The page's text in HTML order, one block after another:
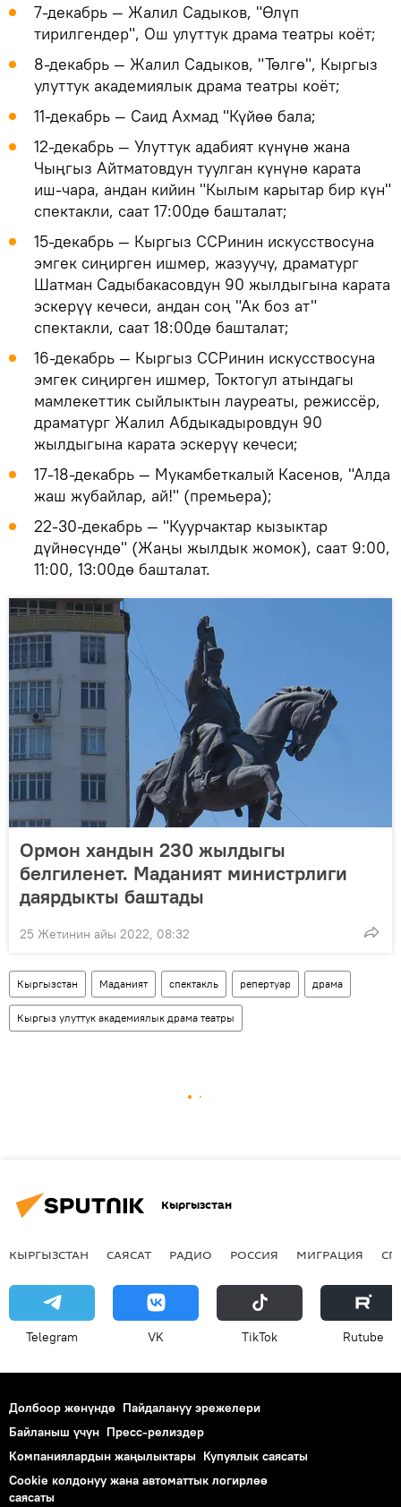
7-декабрь — Жалил Садыков, "Өлүп
тирилгендер", Ош улуттук драма театры коёт;
8-декабрь — Жалил Садыков, "Төлгө", Кыргыз
улуттук академиялык драма театры коёт;
11-декабрь — Саид Ахмад "Күйөө бала;
12-декабрь — Улуттук адабият күнүнө жана
Чыңгыз Айтматовдун туулган күнүнө карата
иш-чара, андан кийин "Кылым карытар бир күн"
спектакли, саат 17:00дө башталат;
15-декабрь — Кыргыз ССРинин искусствосуна
эмгек сиңирген ишмер, жазуучу, драматург
Шатман Садыбакасовдун 90 жылдыгына карата
эскерүү кечеси, андан соң "Ак боз ат"
спектакли, саат 18:00дө башталат;
16-декабрь — Кыргыз ССРинин искусствосуна
эмгек сиңирген ишмер, Токтогул атындагы
мамлекеттик сыйлыктын лауреаты, режиссёр,
драматург Жалил Абдыкадыровдун 90
жылдыгына карата эскерүү кечеси;
17-18-декабрь — Мукамбеткалый Касенов, "Алда
жаш жубайлар, ай!" (премьера);
22-30-декабрь — "Куурчактар кызыктар
дүйнөсүндө" (Жаңы жылдык жомок), саат 9:00,
11:00, 13:00дө башталат.
Ормон хандын 230 жылдыгы
белгиленет. Маданият министрлиги
даярдыкты баштады
25 Жетинин айы 2022, 08:32
Кыргызстан Маданият спектакль репертуар драма
Кыргыз улуттук академиялык драма театры
Кыргызстан
КЫРГЫЗСТАН САЯСАТ РАДИО РОССИЯ МИГРАЦИЯ
Telegram VK ТikТоk Rutube
Долбоор жөнүндө Пайдалануу эрежелери
Байланыш үчүн Пресс-релиздер
Компаниялардын жаңылыктары Купуялык саясаты
Cookie колдонуу жана автоматтык логирлөө
саясаты